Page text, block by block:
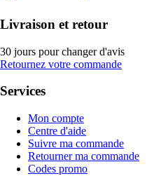
Livraison et retour
30 jours pour changer d'avis
Retournez votre commande
Services
Mon compte
Centre d'aide
Suivre ma commande
Retourner ma commande
Codes promo